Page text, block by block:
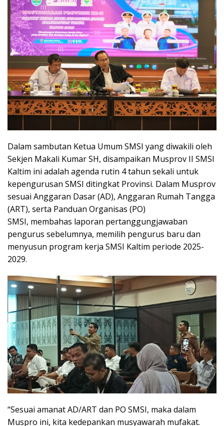
Dalam sambutan Ketua Umum SMSI yang diwakili oleh
Sekjen Makali Kumar SH, disampaikan Musprov II SMSI
Kaltim ini adalah agenda rutin 4 tahun sekali untuk
kepengurusan SMSI ditingkat Provinsi. Dalam Musprov
sesuai Anggaran Dasar (AD), Anggaran Rumah Tangga
(ART), serta Panduan Organisas (PO)
SMSI, membahas laporan pertanggungjawaban
pengurus sebelumnya, memilih pengurus baru dan
menyusun program kerja SMSI Kaltim periode 2025-
2029.
“Sesuai amanat AD/ART dan PO SMSI, maka dalam
Muspro ini, kita kedepankan musyawarah mufakat.